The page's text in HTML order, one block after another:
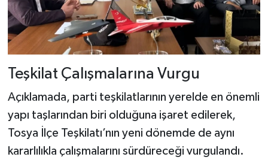
Teşkilat Çalışmalarına Vurgu
Açıklamada, parti teşkilatlarının yerelde en önemli
yapı taşlarından biri olduğuna işaret edilerek,
Tosya İlçe Teşkilatı’nın yeni dönemde de aynı
kararlılıkla çalışmalarını sürdüreceği vurgulandı.